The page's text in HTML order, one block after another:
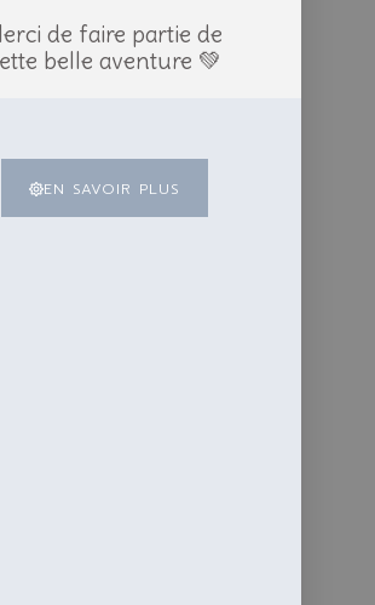
de faire partie de
belle aventure 💚
EN SAVOIR PLUS